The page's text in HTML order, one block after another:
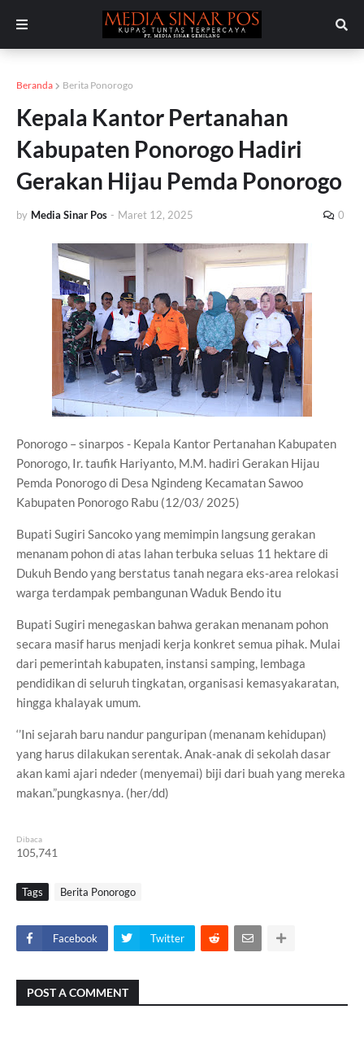
Beranda Berita Ponorogo
Kepala Kantor Pertanahan
Kabupaten Ponorogo Hadiri
Gerakan Hijau Pemda Ponorogo
by Media Sinar Pos - Maret 12, 2025 0
Ponorogo – sinarpos - Kepala Kantor Pertanahan Kabupaten
Ponorogo, Ir. taufik Hariyanto, M.M. hadiri Gerakan Hijau
Pemda Ponorogo di Desa Ngindeng Kecamatan Sawoo
Kabupaten Ponorogo Rabu (12/03/ 2025)
Bupati Sugiri Sancoko yang memimpin langsung gerakan
menanam pohon di atas lahan terbuka seluas 11 hektare di
Dukuh Bendo yang berstatus tanah negara eks-area relokasi
warga terdampak pembangunan Waduk Bendo itu
Bupati Sugiri menegaskan bahwa gerakan menanam pohon
secara masif harus menjadi kerja konkret semua pihak. Mulai
dari pemerintah kabupaten, instansi samping, lembaga
pendidikan di seluruh tingkatan, organisasi kemasyakaratan,
hingga khalayak umum.
‘’Ini sejarah baru nandur panguripan (menanam kehidupan)
yang harus dilakukan serentak. Anak-anak di sekolah dasar
akan kami ajari ndeder (menyemai) biji dari buah yang mereka
makan.”pungkasnya. (her/dd)
Dibaca
105,741
Tags Berita Ponorogo
Facebook Twitter
POST A COMMENT